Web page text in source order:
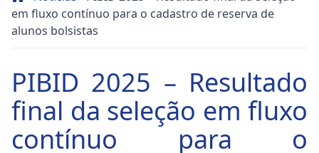
em fluxo contínuo para o cadastro de reserva de
alunos bolsistas
PIBID 2025 – Resultado
final da seleção em fluxo
contínuo para o